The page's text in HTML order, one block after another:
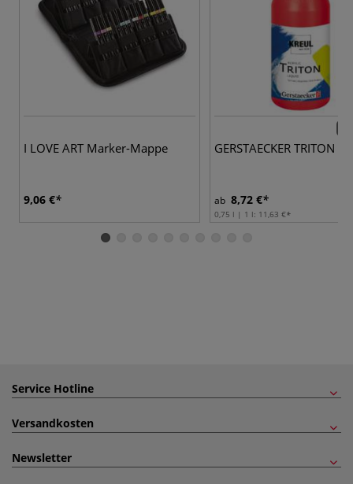
I LOVE ART Marker-Mappe
9,06 €
GERSTAECKER TRITON
ab 8,72 €
0,75 l | 1 l: 11,63 €
Service Hotline
Versandkosten
Newsletter